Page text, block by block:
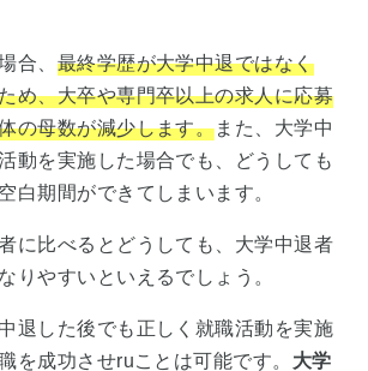
合、 最終学歴が大学中退ではなく
め、大卒や専門卒以上の求人に応募
の母数が減少します。また、大学中
動を実施した場合でも、どうしても
白期間ができてしまいます。
に比べるとどうしても、大学中退者
りやすいといえるでしょう。
退した後でも正しく就職活動を実施
を成功させruことは可能です。 大学